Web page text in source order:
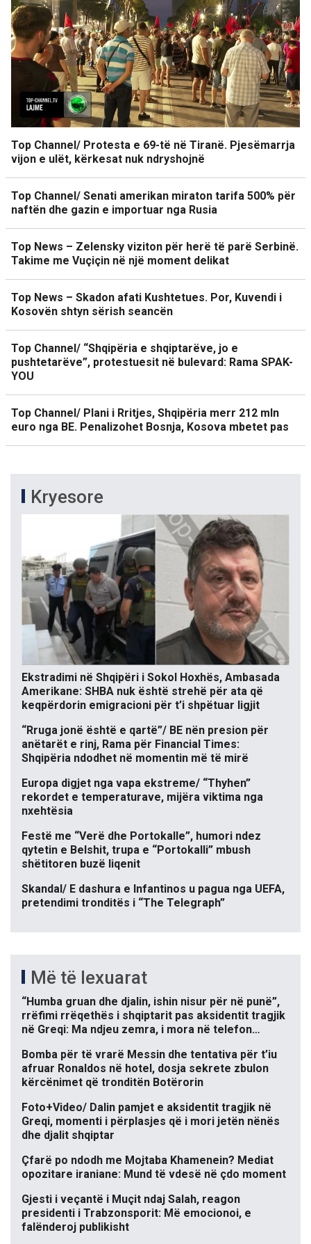
Top Channel/ Protesta e 69-të në Tiranë. Pjesëmarrja
vijon e ulët, kërkesat nuk ndryshojnë
Top Channel/ Senati amerikan miraton tarifa 500% për
naftën dhe gazin e importuar nga Rusia
Top News – Zelensky viziton për herë të parë Serbinë.
Takime me Vuçiçin në një moment delikat
Top News – Skadon afati Kushtetues. Por, Kuvendi i
Kosovën shtyn sërish seancën
Top Channel/ “Shqipëria e shqiptarëve, jo e
pushtetarëve”, protestuesit në bulevard: Rama SPAK-
YOU
Top Channel/ Plani i Rritjes, Shqipëria merr 212 mln
euro nga BE. Penalizohet Bosnja, Kosova mbetet pas
Kryesore
Ekstradimi në Shqipëri i Sokol Hoxhës, Ambasada
Amerikane: SHBA nuk është strehë për ata që
keqpërdorin emigracioni për t’i shpëtuar ligjit
“Rruga jonë është e qartë”/ BE nën presion për
anëtarët e rinj, Rama për Financial Times:
Shqipëria ndodhet në momentin më të mirë
Europa digjet nga vapa ekstreme/ “Thyhen”
rekordet e temperaturave, mijëra viktima nga
nxehtësia
Festë me “Verë dhe Portokalle”, humori ndez
qytetin e Belshit, trupa e “Portokalli” mbush
shëtitoren buzë liqenit
Skandal/ E dashura e Infantinos u pagua nga UEFA,
pretendimi tronditës i “The Telegraph”
Më të lexuarat
“Humba gruan dhe djalin, ishin nisur për në punë”,
rrëfimi rrëqethës i shqiptarit pas aksidentit tragjik
në Greqi: Ma ndjeu zemra, i mora në telefon…
Bomba për të vrarë Messin dhe tentativa për t’iu
afruar Ronaldos në hotel, dosja sekrete zbulon
kërcënimet që tronditën Botërorin
Foto+Video/ Dalin pamjet e aksidentit tragjik në
Greqi, momenti i përplasjes që i mori jetën nënës
dhe djalit shqiptar
Çfarë po ndodh me Mojtaba Khamenein? Mediat
opozitare iraniane: Mund të vdesë në çdo moment
Gjesti i veçantë i Muçit ndaj Salah, reagon
presidenti i Trabzonsporit: Më emocionoi, e
falënderoj publikisht